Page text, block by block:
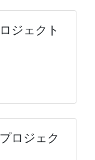
ジェクト
ロジェク